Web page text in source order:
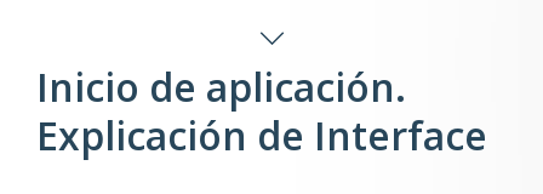
Inicio de aplicación.
Explicación de Interface